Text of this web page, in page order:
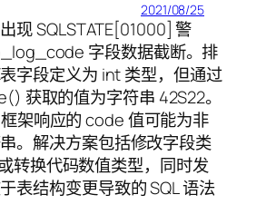
2021/08/25
现 SQLSTATE[01000] 警
字段数据截断。排
字段定义为 int 类型，但通过
获取的值为字符串 42S22。
架响应的 code 值可能为非
。解决方案包括修改字段类
转换代码数值类型，同时发
表结构变更导致的 SQL 语法